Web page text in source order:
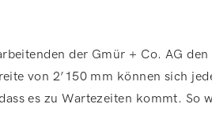
der Gmür + Co. AG
von 2’150 mm können sich
es zu Wartezeiten kommt. So